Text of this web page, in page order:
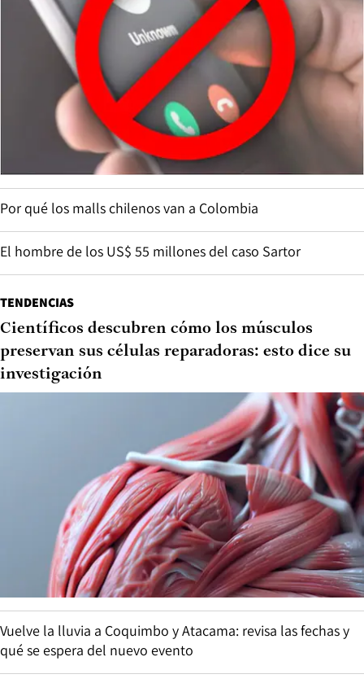
Por qué los malls chilenos van a Colombia
El hombre de los US$ 55 millones del caso Sartor
TENDENCIAS
Científicos descubren cómo los músculos
preservan sus células reparadoras: esto dice su
investigación
Vuelve la lluvia a Coquimbo y Atacama: revisa las fechas y
qué se espera del nuevo evento